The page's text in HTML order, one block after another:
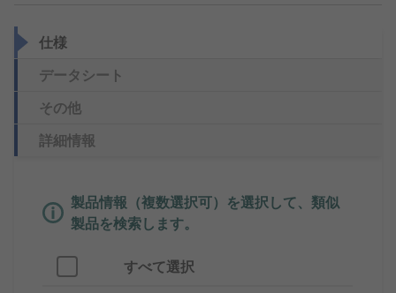
仕様
データシート
その他
詳細情報
製品情報（複数選択可）を選択して、類似
製品を検索します。
すべて選択